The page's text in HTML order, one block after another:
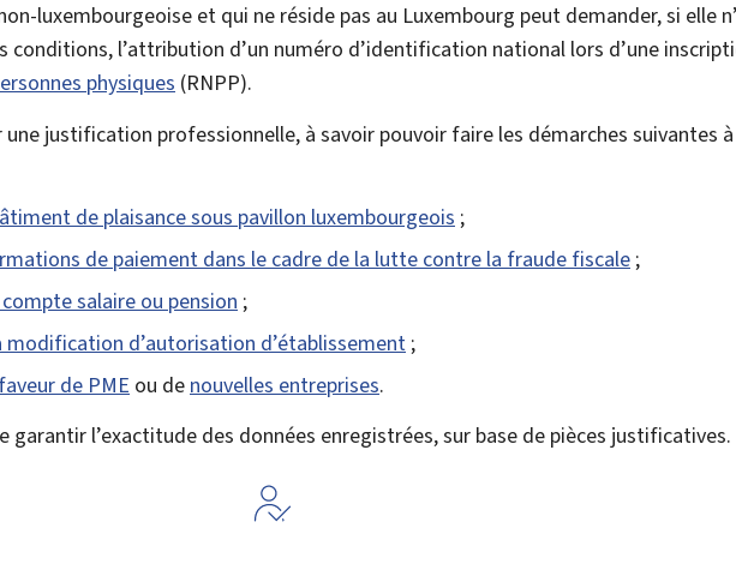
luxembourgeoise et qui ne réside pas au Luxembourg peut demander, si elle
conditions, l’attribution d’un numéro d’identification national lors d’une
physiques (RNPP).
justification professionnelle, à savoir pouvoir faire les démarches suivantes
de plaisance sous pavillon luxembourgeois ;
de paiement dans le cadre de la lutte contre la fraude fiscale ;
salaire ou pension ;
d’autorisation d’établissement ;
de PME ou de nouvelles entreprises.
garantir l’exactitude des données enregistrées, sur base de pièces justificatives.